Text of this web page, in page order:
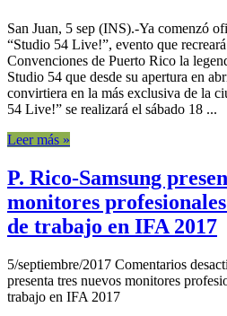
San Juan, 5 sep (INS).-Ya comenzó
“Studio 54 Live!”, evento que
Convenciones de Puerto Rico la
Studio 54 que desde su apertura en
convirtiera en la más exclusiva de la
54 Live!” se realizará el sábado 18 ...
Leer más »
P. Rico-Samsung
monitores
de trabajo en IFA 2017
5/septiembre/2017 Comentarios
presenta tres nuevos monitores
trabajo en IFA 2017